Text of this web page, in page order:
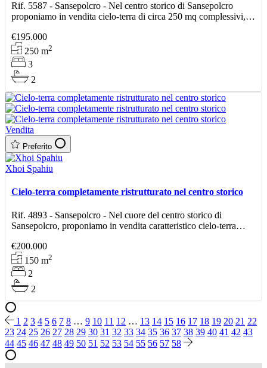
Rif. 5587 - Sansepolcro - Nel centro storico di Sansepolcro
proponiamo in vendita cielo-terra di circa 250 mq complessivi,
€195.000
250m2
3
2
Vendita
Preferito
Xhoi Spahiu
Cielo-terra completamente ristrutturato nel centro storico
Rif. 4893 - Sansepolcro - Nel cuore del centro storico di
Sansepolcro, proponiamo in vendita caratteristico cielo-terra
€200.000
150m2
2
2
1 2 3 4 5 6 7 8 … 9 10 11 12 … 13 14 15 16 17 18 19 20 21 22
23 24 25 26 27 28 29 30 31 32 33 34 35 36 37 38 39 40 41 42 43
44 45 46 47 48 49 50 51 52 53 54 55 56 57 58